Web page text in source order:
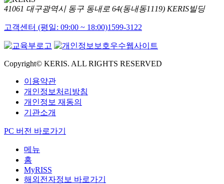
41061 대구광역시 동구 동내로 64(동내동1119) KERIS빌딩
고객센터 (평일: 09:00 ~ 18:00)1599-3122
Copyright© KERIS. ALL RIGHTS RESERVED
이용약관
개인정보처리방침
개인정보 재동의
기관소개
PC 버전 바로가기
메뉴
홈
MyRISS
해외전자정보 바로가기